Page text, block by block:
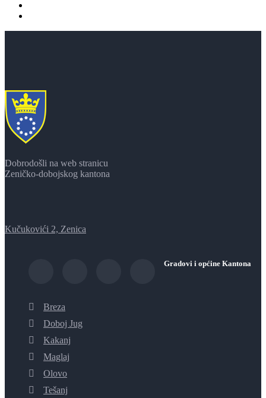
Dobrodošli na web stranicu
Zeničko-dobojskog kantona
Kučukovići 2, Zenica
Gradovi i općine Kantona
Breza
Doboj Jug
Kakanj
Maglaj
Olovo
Tešanj